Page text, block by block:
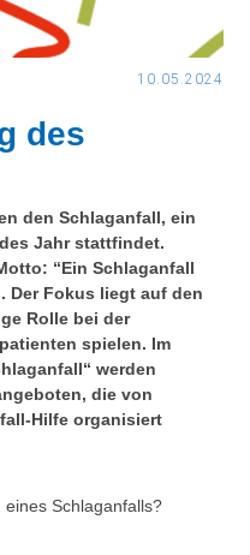
10.05.2024
des
den Schlaganfall, ein
Jahr stattfindet.
“Ein Schlaganfall
Der Fokus liegt auf den
Rolle bei der
spielen. Im
werden
die von
Hilfe organisiert
eines Schlaganfalls?